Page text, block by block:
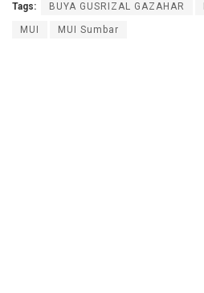
Tags: BUYA GUSRIZAL GAZAHAR
MUI MUI Sumbar